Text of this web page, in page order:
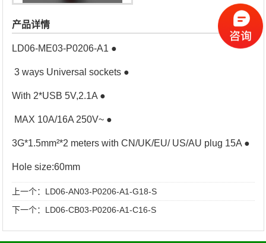
产品详情
LD06-ME03-P0206-A1 ●
3 ways Universal sockets ●
With 2*USB 5V,2.1A ●
MAX 10A/16A 250V~ ●
3G*1.5mm²*2 meters with CN/UK/EU/ US/AU plug 15A ●
Hole size:60mm
上一个： LD06-AN03-P0206-A1-G18-S
下一个： LD06-CB03-P0206-A1-C16-S